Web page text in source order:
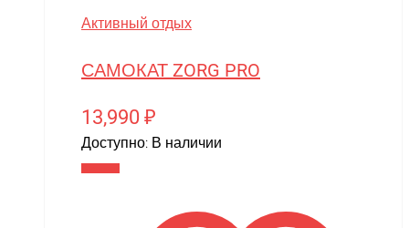
Активный отдых
САМОКАТ ZORG PRO
13,990 ₽
Доступно: В наличии